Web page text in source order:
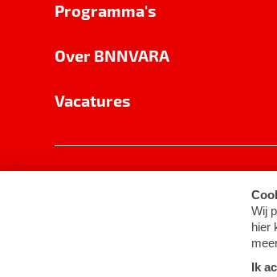
Programma's
Over BNNVARA
Vacatures
Cookie-instellingen